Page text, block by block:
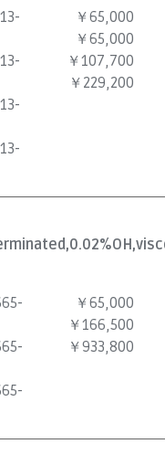
￥65,000
￥65,000
￥107,700
￥229,200
￥65,000
￥166,500
￥933,800